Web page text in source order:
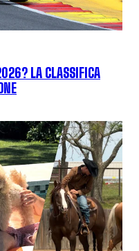
LA CLASSIFICA